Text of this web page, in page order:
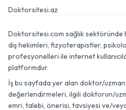
Doktorsitesi.az
Doktorsitesi.com sağlık sektöründe
diş hekimleri, fizyoterapistler,
profesyonelleri ile internet
platformdur.
İş bu sayfada yer alan doktor/uzman
değerlendirmeleri, ilgili doktorun/
emri, talebi, önerisi, tavsiyesi ve/veya